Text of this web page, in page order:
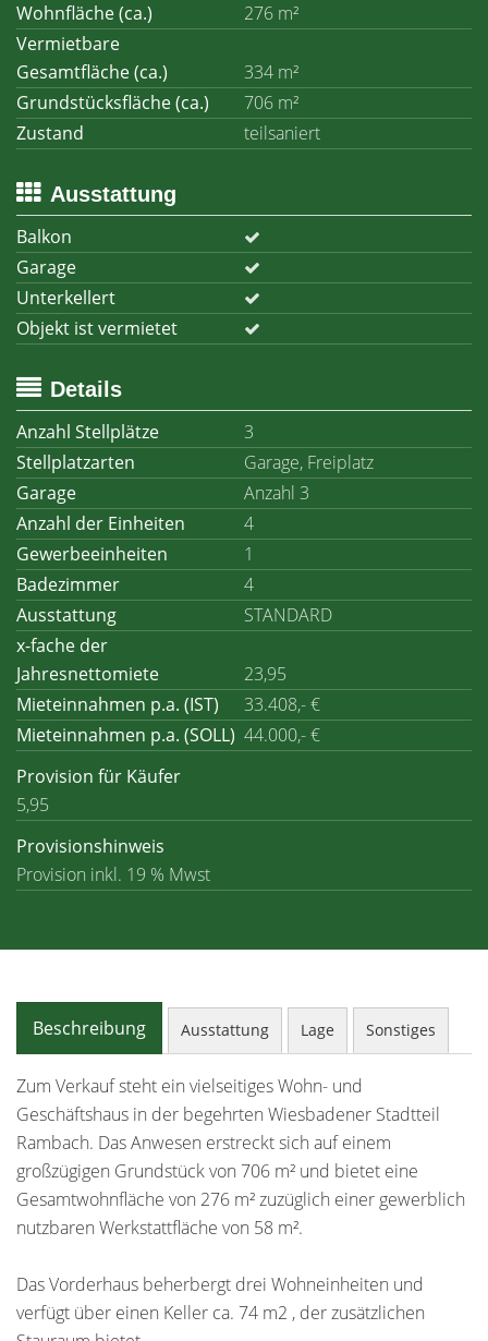
Wohnfläche (ca.)
276 m²
Vermietbare
Gesamtfläche (ca.)
334 m²
Grundstücksfläche (ca.)
706 m²
Zustand
teilsaniert
Ausstattung
Balkon
Garage
Unterkellert
Objekt ist vermietet
Details
Anzahl Stellplätze
3
Stellplatzarten
Garage, Freiplatz
Garage
Anzahl 3
Anzahl der Einheiten
4
Gewerbeeinheiten
1
Badezimmer
4
Ausstattung
STANDARD
x-fache der
Jahresnettomiete
23,95
Mieteinnahmen p.a. (IST)
33.408,- €
Mieteinnahmen p.a. (SOLL) 44.000,- €
Provision für Käufer
5,95
Provisionshinweis
Provision inkl. 19 % Mwst
Beschreibung Ausstattung Lage Sonstiges
Zum Verkauf steht ein vielseitiges Wohn- und
Geschäftshaus in der begehrten Wiesbadener Stadtteil
Rambach. Das Anwesen erstreckt sich auf einem
großzügigen Grundstück von 706 m² und bietet eine
Gesamtwohnfläche von 276 m² zuzüglich einer gewerblich
nutzbaren Werkstattfläche von 58 m².
Das Vorderhaus beherbergt drei Wohneinheiten und
verfügt über einen Keller ca. 74 m2 , der zusätzlichen